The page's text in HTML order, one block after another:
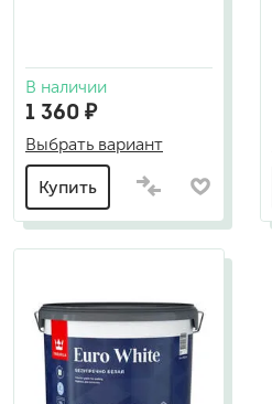
В наличии
1 360 ₽
Выбрать вариант
Купить